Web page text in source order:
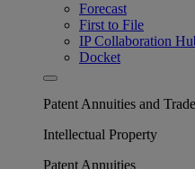
Forecast
First to File
IP Collaboration
Docket
Patent Annuities and
Intellectual Property
Patent Annuities